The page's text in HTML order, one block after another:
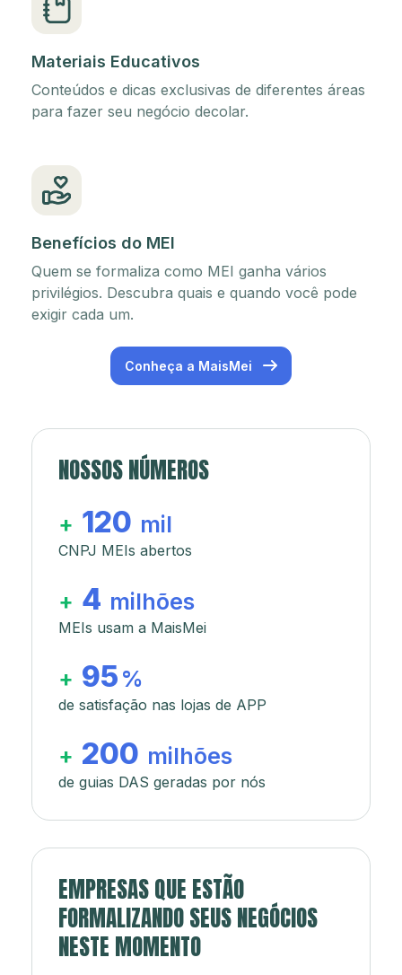
Materiais Educativos
Conteúdos e dicas exclusivas de diferentes áreas
para fazer seu negócio decolar.
Benefícios do MEI
Quem se formaliza como MEI ganha vários
privilégios. Descubra quais e quando você pode
exigir cada um.
Conheça a MaisMei
NOSSOS NÚMEROS
+ 120 mil
CNPJ MEIs abertos
+ 4 milhões
MEIs usam a MaisMei
+ 95 %
de satisfação nas lojas de APP
+ 200 milhões
de guias DAS geradas por nós
EMPRESAS QUE ESTÃO
FORMALIZANDO SEUS NEGÓCIOS
NESTE MOMENTO